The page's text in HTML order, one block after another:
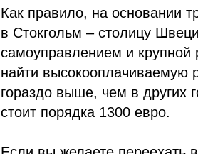
Как правило, на основании
в Стокгольм – столицу
самоуправлением и крупной
найти высокооплачиваемую
гораздо выше, чем в других
стоит порядка 1300 евро.